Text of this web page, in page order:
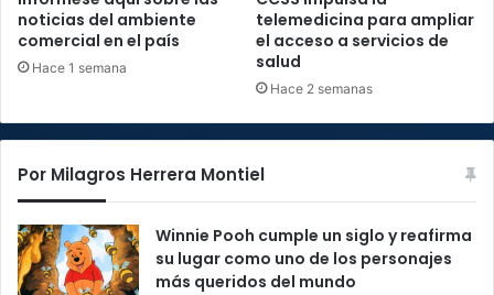
noticias del ambiente
comercial en el país
Hace 1 semana
telemedicina para ampliar
el acceso a servicios de
salud
Hace 2 semanas
Por Milagros Herrera Montiel
Winnie Pooh cumple un siglo y reafirma
su lugar como uno de los personajes
más queridos del mundo